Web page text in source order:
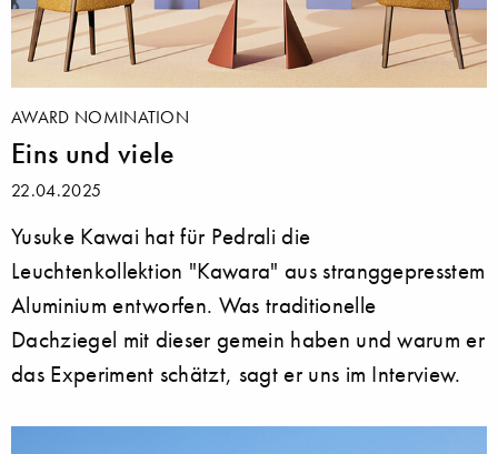
AWARD NOMINATION
Eins und viele
22.04.2025
Yusuke Kawai hat für Pedrali die
Leuchtenkollektion "Kawara" aus stranggepresstem
Aluminium entworfen. Was traditionelle
Dachziegel mit dieser gemein haben und warum er
das Experiment schätzt, sagt er uns im Interview.